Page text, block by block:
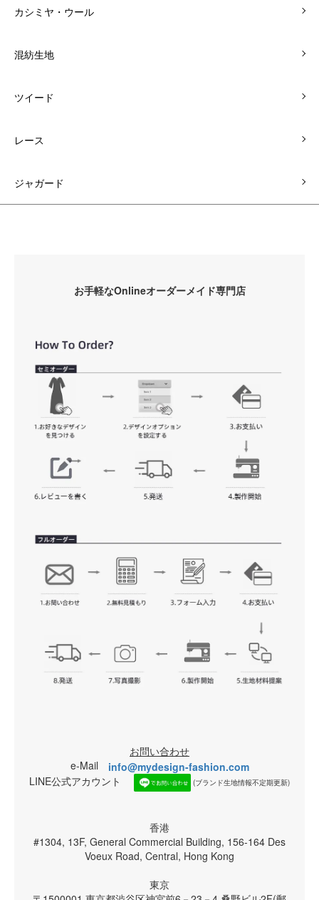
カシミヤ・ウール
混紡生地
ツイード
レース
ジャガード
お手軽なOnlineオーダーメイド専門店
お問い合わせ
e-Mail info@mydesign-fashion.com
LINE公式アカウント
(ブランド生地情報不定期更新)
香港
#1304, 13F, General Commercial Building, 156-164 Des
Voeux Road, Central, Hong Kong
東京